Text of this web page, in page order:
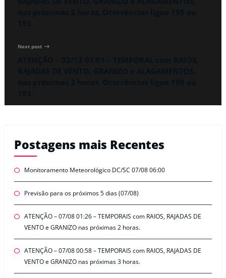
Next post
Postagens mais Recentes
Monitoramento Meteorológico DC/SC 07/08 06:00
Previsão para os próximos 5 dias (07/08)
ATENÇÃO – 07/08 01:26 – TEMPORAIS com RAIOS, RAJADAS DE
VENTO e GRANIZO nas próximas 2 horas.
ATENÇÃO – 07/08 00:58 – TEMPORAIS com RAIOS, RAJADAS DE
VENTO e GRANIZO nas próximas 3 horas.